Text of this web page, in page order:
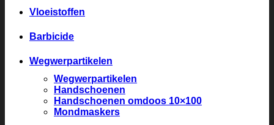
Vloeistoffen
Barbicide
Wegwerpartikelen
Wegwerpartikelen
Handschoenen
Handschoenen omdoos 10×100
Mondmaskers